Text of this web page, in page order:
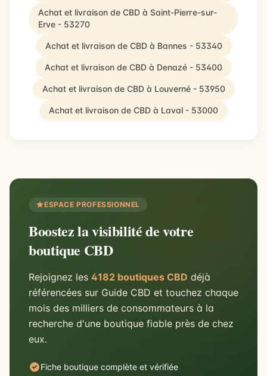
Achat et livraison de CBD à Saint-Pierre-sur-
Erve - 53270
Achat et livraison de CBD à Bannes - 53340
Achat et livraison de CBD à Denazé - 53400
Achat et livraison de CBD à Louverné - 53950
Achat et livraison de CBD à Laval - 53000
ESPACE PROFESSIONNEL
Boostez la visibilité de votre
boutique CBD
Rejoignez les 4182 boutiques CBD déjà
référencées sur Guide CBD et touchez chaque
mois des milliers de consommateurs à la
recherche d'une boutique fiable près de chez
eux.
Fiche boutique complète et vérifiée